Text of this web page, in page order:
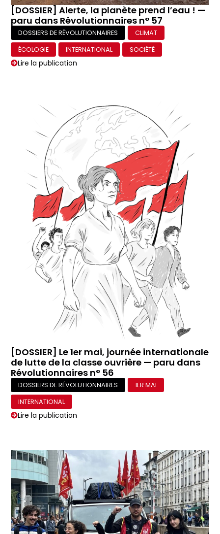
[DOSSIER] Alerte, la planète prend l’eau ! —
paru dans Révolutionnaires n° 57
DOSSIERS DE RÉVOLUTIONNAIRES
CLIMAT
ÉCOLOGIE
INTERNATIONAL SOCIÉTÉ
Lire la publication
[DOSSIER] Le 1er mai, journée internationale
de lutte de la classe ouvrière — paru dans
Révolutionnaires n° 56
DOSSIERS DE RÉVOLUTIONNAIRES
1ER MAI
INTERNATIONAL
Lire la publication